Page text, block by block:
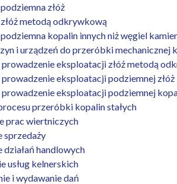
złóż
metodą odkrywkową
kopalin innych niż węgiel
i urządzeń do przeróbki mechanicznej
eksploatacji złóż metodą
eksploatacji podziemnej złóż
eksploatacji podziemnej
przeróbki kopalin stałych
prac wiertniczych
sprzedaży
handlowych
usług kelnerskich
i wydawanie dań